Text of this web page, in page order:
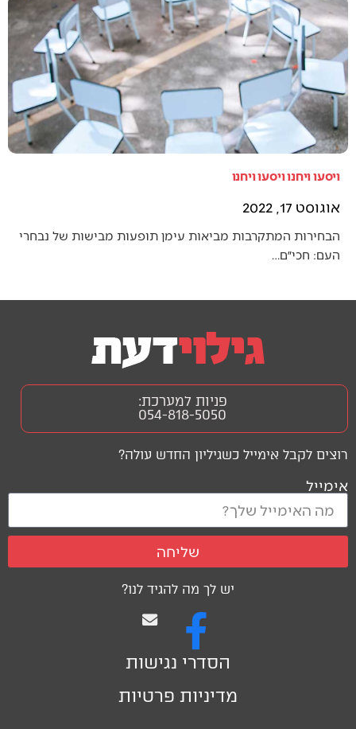
ויסעו ויחנו ויסעו ויחנו
אוגוסט 17, 2022
הבחירות המתקרבות מביאות עימן תופעות מבישות של נבחרי
העם: חכי״ם…
יש לך מה להגיד לנו?
הסדרי נגישות
מדיניות פרטיות
רוצים לקבל אימייל כשגיליון החדש עולה?
אימייל
שליחה
פניות למערכת:
054-818-5050